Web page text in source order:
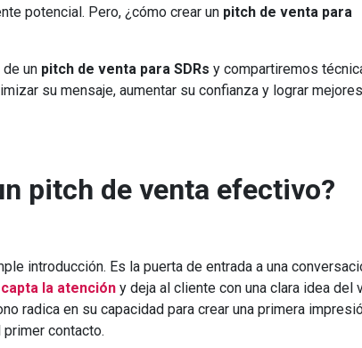
potencial. Pero, ¿cómo crear un pitch de venta para
un pitch de venta para SDRs y compartiremos
su mensaje, aumentar su confianza y lograr mejores
pitch de venta efectivo?
introducción. Es la puerta de entrada a una
la atención y deja al cliente con una clara idea del
radica en su capacidad para crear una primera
contacto.